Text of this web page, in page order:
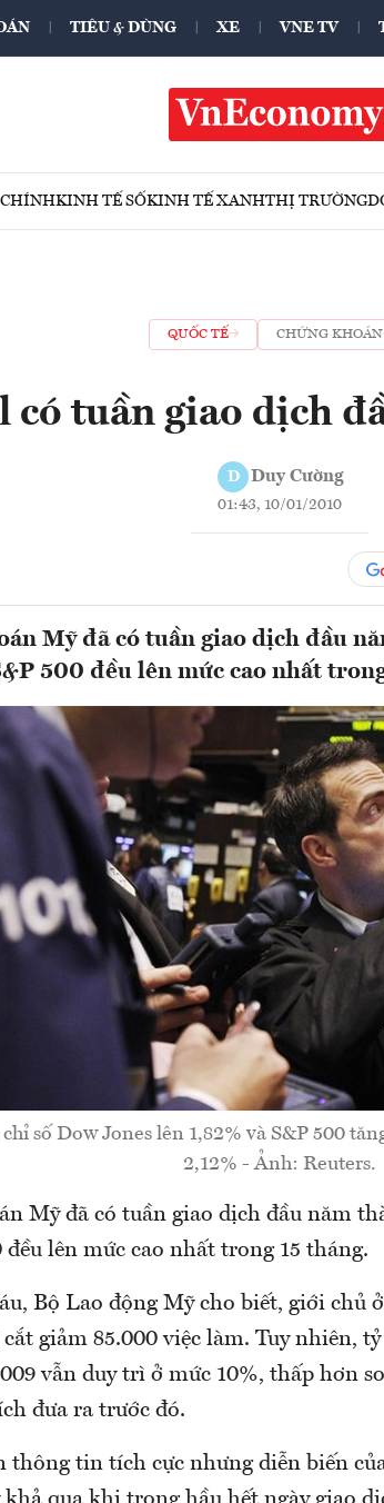
TIÊU & DÙNG XE VNE TV
KINH TẾ SỐKINH TẾ XANHTHỊ TRƯỜNG
QUỐC TẾ CHỨNG KHOÁN
có tuần giao dịch
D Duy Cường
01:43, 10/01/2010
Mỹ đã có tuần giao dịch đầu
500 đều lên mức cao nhất
số Dow Jones lên 1,82% và S&P 500
2,12% - Ảnh: Reuters.
Mỹ đã có tuần giao dịch đầu năm
đều lên mức cao nhất trong 15 tháng.
Bộ Lao động Mỹ cho biết, giới chủ
cắt giảm 85.000 việc làm. Tuy nhiên,
vẫn duy trì ở mức 10%, thấp hơn
đưa ra trước đó.
thông tin tích cực nhưng diễn biến